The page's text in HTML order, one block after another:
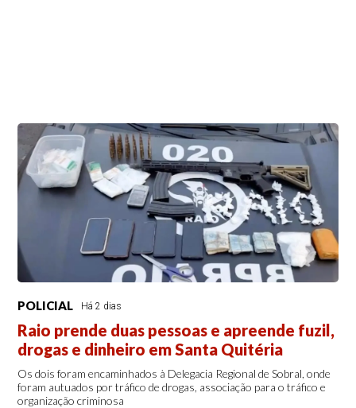
POLICIAL Há 2 dias
Raio prende duas pessoas e apreende fuzil,
drogas e dinheiro em Santa Quitéria
Os dois foram encaminhados à Delegacia Regional de Sobral, onde
foram autuados por tráfico de drogas, associação para o tráfico e
organização criminosa